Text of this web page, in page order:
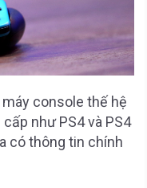
console thế hệ
như PS4 và PS4
có thông tin chính